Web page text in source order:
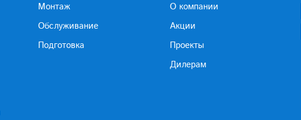
Монтаж
Обслуживание
Подготовка
О компании
Акции
Проекты
Дилерам